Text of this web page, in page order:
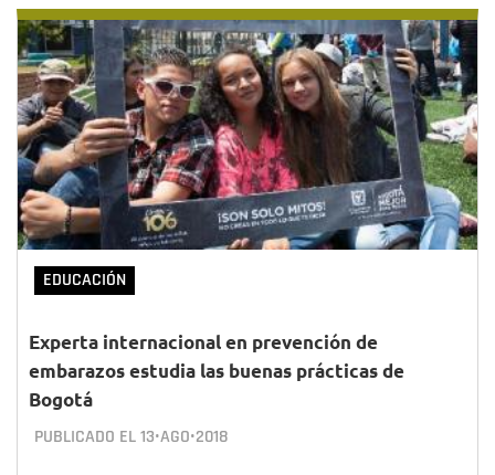
EDUCACIÓN
Experta internacional en prevención de
embarazos estudia las buenas prácticas de
Bogotá
PUBLICADO EL13•AGO•2018